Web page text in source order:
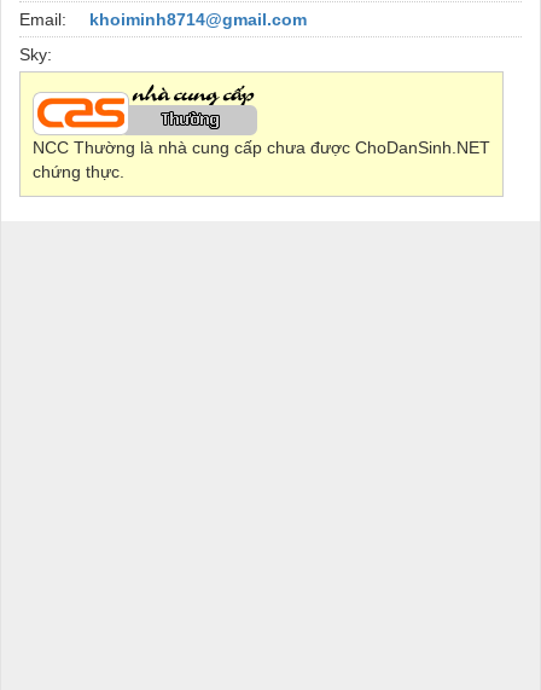
Email:
khoiminh8714@gmail.com
Sky:
NCC Thường là nhà cung cấp chưa được ChoDanSinh.NET
chứng thực.